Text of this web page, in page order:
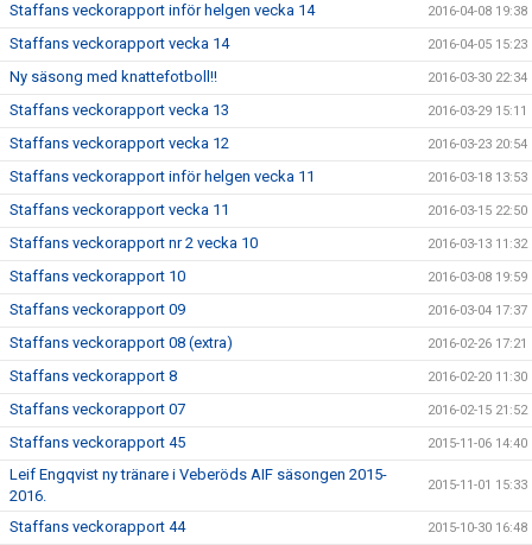
Staffans veckorapport inför helgen vecka 14 2016-04-08 19:38
Staffans veckorapport vecka 14 2016-04-05 15:23
Ny säsong med knattefotboll!! 2016-03-30 22:34
Staffans veckorapport vecka 13 2016-03-29 15:11
Staffans veckorapport vecka 12 2016-03-23 20:54
Staffans veckorapport inför helgen vecka 11 2016-03-18 13:53
Staffans veckorapport vecka 11 2016-03-15 22:50
Staffans veckorapport nr 2 vecka 10 2016-03-13 11:32
Staffans veckorapport 10 2016-03-08 19:59
Staffans veckorapport 09 2016-03-04 17:37
Staffans veckorapport 08 (extra) 2016-02-26 17:21
Staffans veckorapport 8 2016-02-20 11:30
Staffans veckorapport 07 2016-02-15 21:52
Staffans veckorapport 45 2015-11-06 14:40
Leif Engqvist ny tränare i Veberöds AIF säsongen 2015-
2016.
2015-11-01 15:33
Staffans veckorapport 44 2015-10-30 16:48